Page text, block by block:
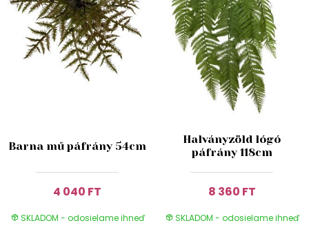
Barna mű páfrány 54cm
4 040 FT
SKLADOM - odosielame ihneď
Halványzöld lógó
páfrány 118cm
8 360 FT
SKLADOM - odosielame ihneď